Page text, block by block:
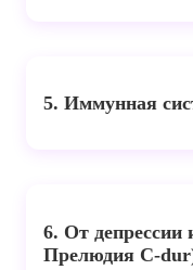
5. Иммунная
6. От депрессии
Прелюдия C-